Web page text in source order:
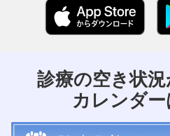
診療の空き状
カレンダ